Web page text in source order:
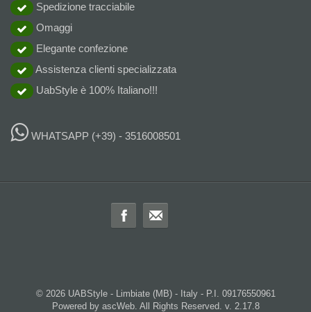
Spedizione tracciabile
Omaggi
Elegante confezione
Assistenza clienti specializzata
UabStyle è 100% Italiano!!!
WHATSAPP (+39) - 3516008501
© 2026 UABStyle - Limbiate (MB) - Italy - P.I. 09176550961
Powered by ascWeb. All Rights Reserved. v. 2.17.8